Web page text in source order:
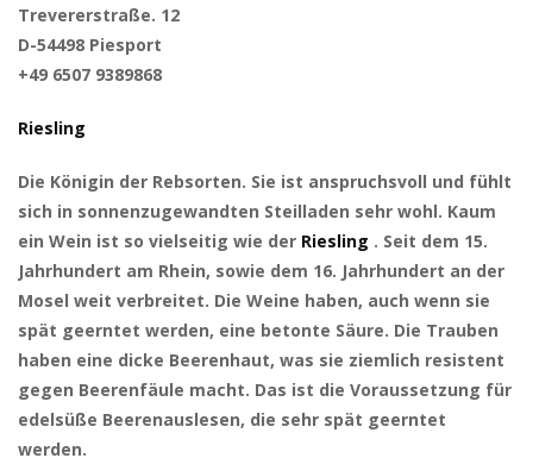
Trevererstraße. 12
D-54498 Piesport
+49 6507 9389868
Riesling
Die Königin der Rebsorten. Sie ist anspruchsvoll und fühlt
sich in sonnenzugewandten Steilladen sehr wohl. Kaum
ein Wein ist so vielseitig wie der Riesling . Seit dem 15.
Jahrhundert am Rhein, sowie dem 16. Jahrhundert an der
Mosel weit verbreitet. Die Weine haben, auch wenn sie
spät geerntet werden, eine betonte Säure. Die Trauben
haben eine dicke Beerenhaut, was sie ziemlich resistent
gegen Beerenfäule macht. Das ist die Voraussetzung für
edelsüße Beerenauslesen, die sehr spät geerntet
werden.